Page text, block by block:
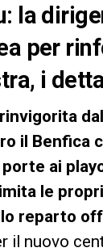
la
per
i
il Benfica
ai
le
reparto
il nuovo